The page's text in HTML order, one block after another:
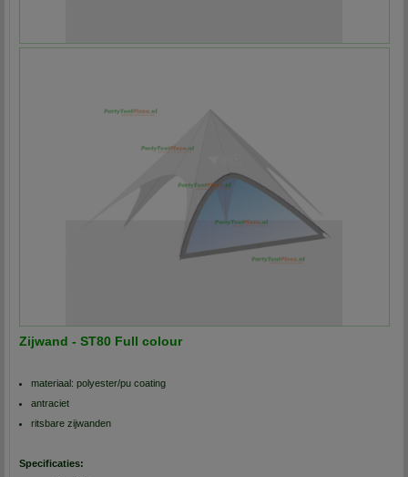
Zijwand - ST80 Full colour
materiaal: polyester/pu coating
antraciet
ritsbare zijwanden
Specificaties: